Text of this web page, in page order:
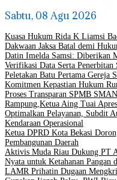
Sabtu, 08 Agu 2026
Kuasa Hukum Rida K Liamsi
Dakwaan Jaksa Batal demi
Datin Imelda Samsi: Diberikan
Verifikasi Data Serta
Peletakan Batu Pertama Gereja
Komitmen Kepastian Hukum
Proses Transparan SPMB
Rampung,Ketua Aing Tuai
Optimalkan Pelayanan, Subdit
Kendaraan Operasional
Ketua DPRD Kota Bekasi
Pembangunan Daerah
Aktivis Muda Riau Dukung PT
Nyata untuk Ketahanan Pangan
LAMR Prihatin Dugaan